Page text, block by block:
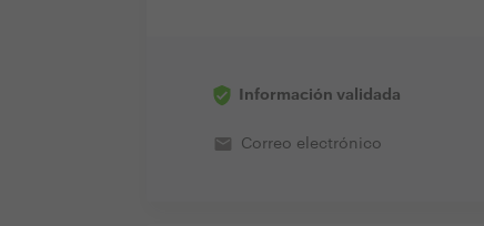
Información validada
email Correo electrónico